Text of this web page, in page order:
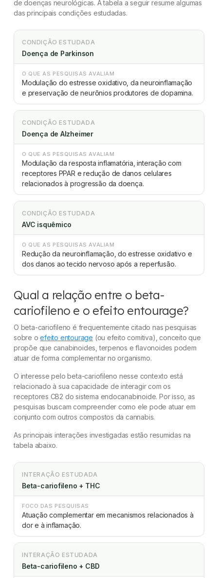
de doenças neurológicas. A tabela a seguir resume algumas
das principais condições estudadas.
CONDIÇÃO ESTUDADA
Doença de Parkinson
O QUE AS PESQUISAS AVALIAM
Modulação do estresse oxidativo, da neuroinflamação
e preservação de neurônios produtores de dopamina.
CONDIÇÃO ESTUDADA
Doença de Alzheimer
O QUE AS PESQUISAS AVALIAM
Modulação da resposta inflamatória, interação com
receptores PPAR e redução de danos celulares
relacionados à progressão da doença.
CONDIÇÃO ESTUDADA
AVC isquêmico
O QUE AS PESQUISAS AVALIAM
Redução da neuroinflamação, do estresse oxidativo e
dos danos ao tecido nervoso após a reperfusão.
Qual a relação entre o beta-
cariofileno e o efeito entourage?
O beta-cariofileno é frequentemente citado nas pesquisas
sobre oefeito entourage (ou efeito comitiva), conceito que
propõe que canabinoides, terpenos e flavonoides podem
atuar de forma complementar no organismo.
O interesse pelo beta-cariofileno nesse contexto está
relacionado à sua capacidade de interagir com os
receptores CB2 do sistema endocanabinoide. Por isso, as
pesquisas buscam compreender como ele pode atuar em
conjunto com outros compostos da cannabis.
As principais interações investigadas estão resumidas na
tabela abaixo.
INTERAÇÃO ESTUDADA
Beta-cariofileno + THC
FOCO DAS PESQUISAS
Atuação complementar em mecanismos relacionados à
dor e à inflamação.
INTERAÇÃO ESTUDADA
Beta-cariofileno + CBD